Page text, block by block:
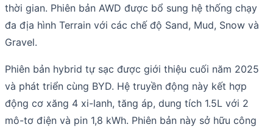
thời gian. Phiên bản AWD được bổ sung hệ thống chạy
đa địa hình Terrain với các chế độ Sand, Mud, Snow và
Gravel.
Phiên bản hybrid tự sạc được giới thiệu cuối năm 2025
và phát triển cùng BYD. Hệ truyền động này kết hợp
động cơ xăng 4 xi-lanh, tăng áp, dung tích 1.5L với 2
mô-tơ điện và pin 1,8 kWh. Phiên bản này sở hữu công